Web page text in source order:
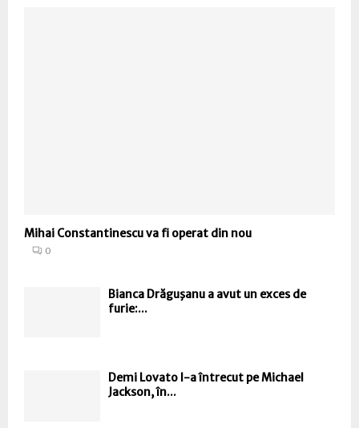
Mihai Constantinescu va fi operat din nou
0
Bianca Drăguşanu a avut un exces de
furie:...
Demi Lovato l-a întrecut pe Michael
Jackson, în...